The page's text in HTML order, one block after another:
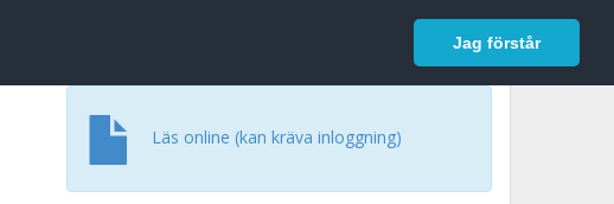
Jag förstår
Logga in
Läs online (kan kräva inloggning)